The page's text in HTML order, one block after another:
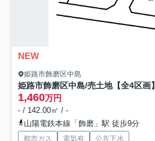
NEW
姫路市飾磨区中島
姫路市飾磨区中島/売土地【全4区画】
1,460万円
- / 142.00㎡ / -
山陽電鉄本線「飾磨」駅 徒歩9分
都市ガス 電気有 公共下水